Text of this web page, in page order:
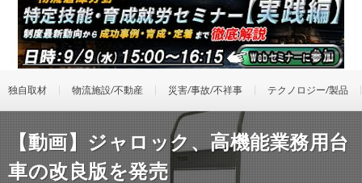
独自取材 物流施設/不動産 災害/事故/不祥事 テクノロジー/製品
【動画】ジャロック、高機能業務用台
車の改良版を発売